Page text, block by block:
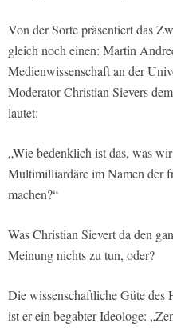
Von der Sorte präsentiert das
gleich noch einen: Martin
Medienwissenschaft an der
Moderator Christian Sievers
lautet:
„Wie bedenklich ist das, was
Multimilliardäre im Namen der
machen?“
Was Christian Sievert da den
Meinung nichts zu tun, oder?
Die wissenschaftliche Güte des
ist er ein begabter Ideologe: